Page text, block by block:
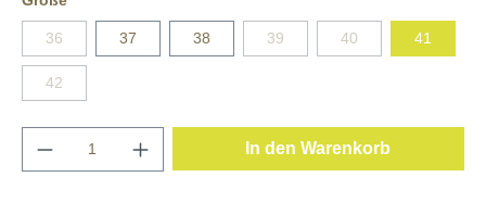
36 37 38 39 40 41
42
In den Warenkorb